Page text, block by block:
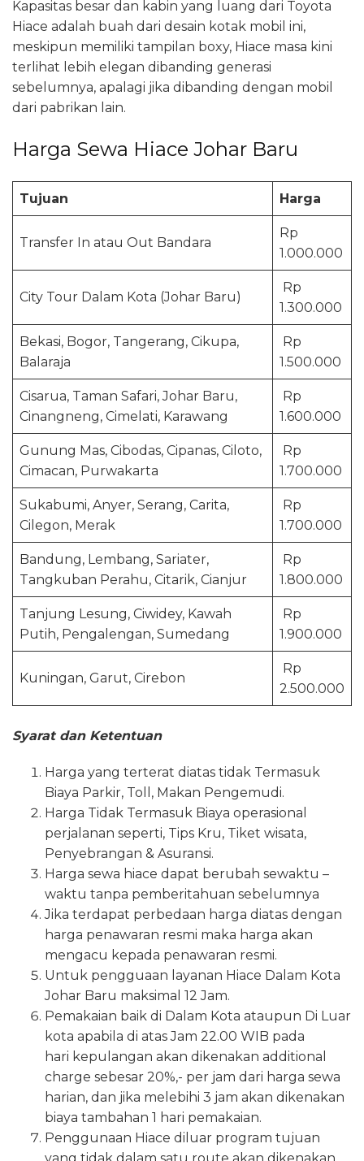
Kapasitas besar dan kabin yang luang dari Toyota
Hiace adalah buah dari desain kotak mobil ini,
meskipun memiliki tampilan boxy, Hiace masa kini
terlihat lebih elegan dibanding generasi
sebelumnya, apalagi jika dibanding dengan mobil
dari pabrikan lain.
Harga Sewa Hiace Johar Baru
Tujuan Harga
Transfer In atau Out Bandara
Rp
1.000.000
City Tour Dalam Kota (Johar Baru)
Rp
1.300.000
Bekasi, Bogor, Tangerang, Cikupa,
Balaraja
Rp
1.500.000
Cisarua, Taman Safari, Johar Baru,
Cinangneng, Cimelati, Karawang
Rp
1.600.000
Gunung Mas, Cibodas, Cipanas, Ciloto,
Cimacan, Purwakarta
Rp
1.700.000
Sukabumi, Anyer, Serang, Carita,
Cilegon, Merak
Rp
1.700.000
Bandung, Lembang, Sariater,
Tangkuban Perahu, Citarik, Cianjur
Rp
1.800.000
Tanjung Lesung, Ciwidey, Kawah
Putih, Pengalengan, Sumedang
Rp
1.900.000
Kuningan, Garut, Cirebon
Rp
2.500.000
Syarat dan Ketentuan
Harga yang terterat diatas tidak Termasuk
Biaya Parkir, Toll, Makan Pengemudi.
Harga Tidak Termasuk Biaya operasional
perjalanan seperti, Tips Kru, Tiket wisata,
Penyebrangan & Asuransi.
Harga sewa hiace dapat berubah sewaktu –
waktu tanpa pemberitahuan sebelumnya
Jika terdapat perbedaan harga diatas dengan
harga penawaran resmi maka harga akan
mengacu kepada penawaran resmi.
Untuk pengguaan layanan Hiace Dalam Kota
Johar Baru maksimal 12 Jam.
Pemakaian baik di Dalam Kota ataupun Di Luar
kota apabila di atas Jam 22.00 WIB pada
hari kepulangan akan dikenakan additional
charge sebesar 20%,- per jam dari harga sewa
harian, dan jika melebihi 3 jam akan dikenakan
biaya tambahan 1 hari pemakaian.
Penggunaan Hiace diluar program tujuan